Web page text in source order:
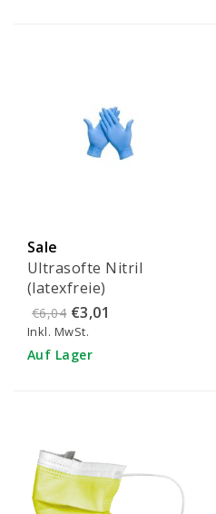
Sale
Ultrasofte Nitril
(latexfreie)
Handschuhe in Größe
XL (100 Stück)
€6,04 €3,01
Inkl. MwSt.
Auf Lager